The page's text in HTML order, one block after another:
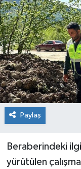
Paylaş
Beraberindeki
yürütülen